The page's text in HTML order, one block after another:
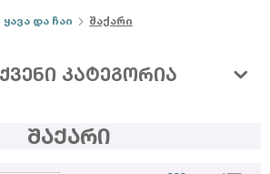
ყავა და ჩაი შაქარი
ᲙᲐᲢᲔᲒᲝᲠᲘᲐ
შაქარი